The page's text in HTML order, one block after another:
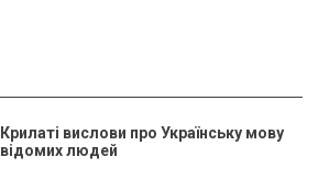
Крилаті вислови про Українську мову
відомих людей